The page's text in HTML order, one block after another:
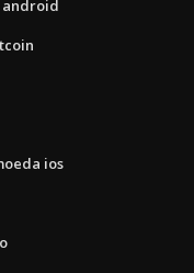
android
ios